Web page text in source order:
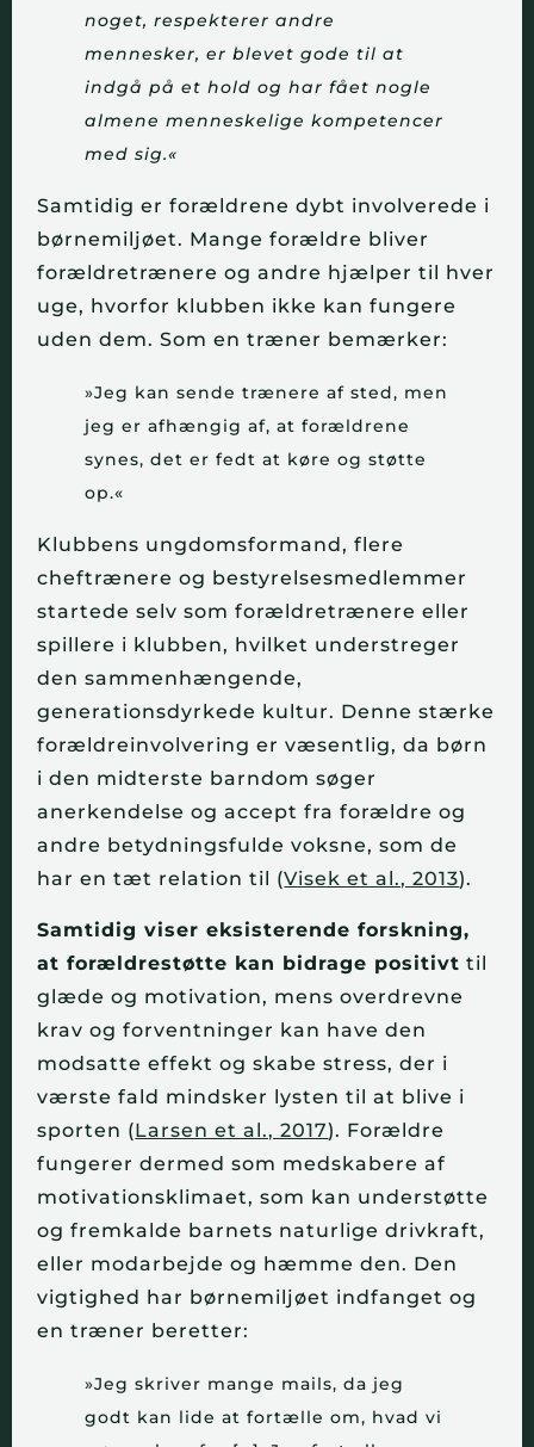
noget, respekterer andre
mennesker, er blevet gode til at
indgå på et hold og har fået nogle
almene menneskelige kompetencer
med sig.«
Samtidig er forældrene dybt involverede i
børnemiljøet. Mange forældre bliver
forældretrænere og andre hjælper til hver
uge, hvorfor klubben ikke kan fungere
uden dem. Som en træner bemærker:
»Jeg kan sende trænere af sted, men
jeg er afhængig af, at forældrene
synes, det er fedt at køre og støtte
op.«
Klubbens ungdomsformand, flere
cheftrænere og bestyrelsesmedlemmer
startede selv som forældretrænere eller
spillere i klubben, hvilket understreger
den sammenhængende,
generationsdyrkede kultur. Denne stærke
forældreinvolvering er væsentlig, da børn
i den midterste barndom søger
anerkendelse og accept fra forældre og
andre betydningsfulde voksne, som de
har en tæt relation til (Visek et al., 2013).
Samtidig viser eksisterende forskning,
at forældrestøtte kan bidrage positivt til
glæde og motivation, mens overdrevne
krav og forventninger kan have den
modsatte effekt og skabe stress, der i
værste fald mindsker lysten til at blive i
sporten (Larsen et al., 2017). Forældre
fungerer dermed som medskabere af
motivationsklimaet, som kan understøtte
og fremkalde barnets naturlige drivkraft,
eller modarbejde og hæmme den. Den
vigtighed har børnemiljøet indfanget og
en træner beretter:
»Jeg skriver mange mails, da jeg
godt kan lide at fortælle om, hvad vi